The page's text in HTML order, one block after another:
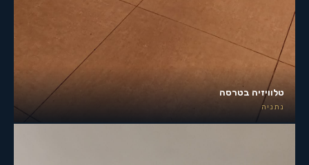
טלוויזיה בטרסה
נתניה